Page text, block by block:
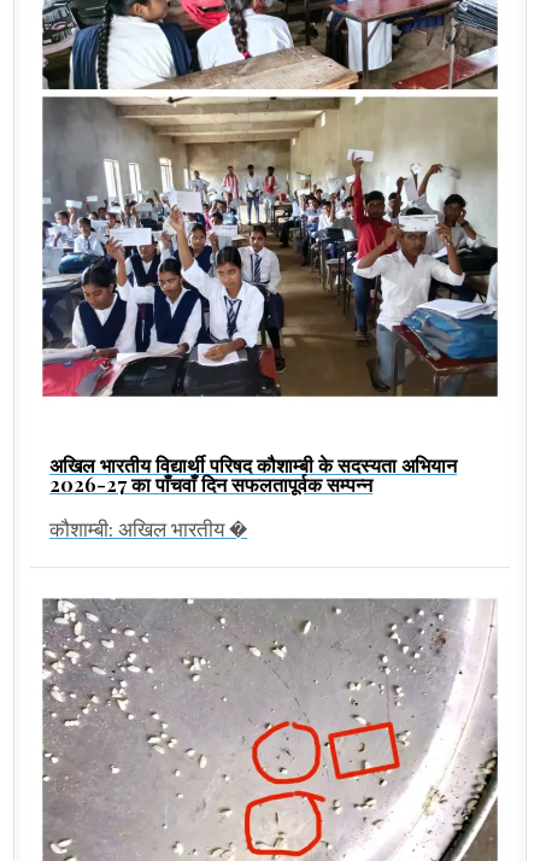
अखिल भारतीय विद्यार्थी परिषद कौशाम्बी के सदस्यता अभियान
2026-27 का पाँचवाँ दिन सफलतापूर्वक सम्पन्न
कौशाम्बी: अखिल भारतीय �